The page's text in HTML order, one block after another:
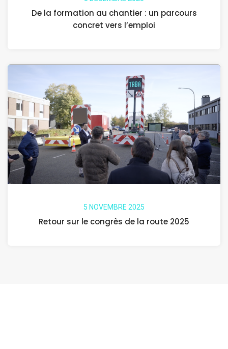
De la formation au chantier : un parcours
concret vers l’emploi
5 NOVEMBRE 2025
Retour sur le congrès de la route 2025